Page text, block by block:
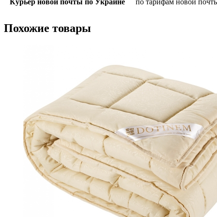
Курьер новой почты по Украине по тарифам новой
Похожие товары